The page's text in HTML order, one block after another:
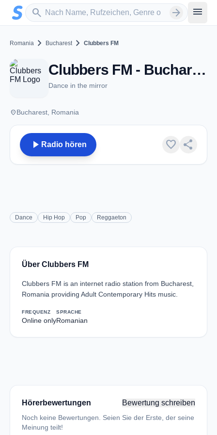
Zum Hauptinhalt springen
search
Sender suchen arrow_forward menu
Romania chevron_right Bucharest chevron_right Clubbers FM
Clubbers FM - Bucharest
Dance in the mirror
placeBucharest, Romania
play_arrow Radio hören favorite share
Dance Hip Hop Pop Reggaeton
Über Clubbers FM
Clubbers FM is an internet radio station from Bucharest,
Romania providing Adult Contemporary Hits music.
FREQUENZ
Online only
SPRACHE
Romanian
Hörerbewertungen Bewertung schreiben
Noch keine Bewertungen. Seien Sie der Erste, der seine
Meinung teilt!